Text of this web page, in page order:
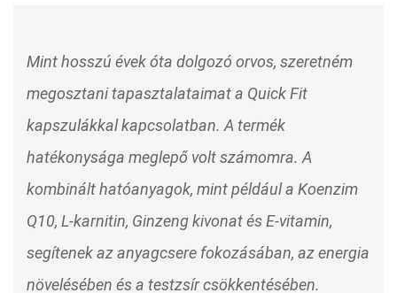
Mint hosszú évek óta dolgozó orvos, szeretném
megosztani tapasztalataimat a Quick Fit
kapszulákkal kapcsolatban. A termék
hatékonysága meglepő volt számomra. A
kombinált hatóanyagok, mint például a Koenzim
Q10, L-karnitin, Ginzeng kivonat és E-vitamin,
segítenek az anyagcsere fokozásában, az energia
növelésében és a testzsír csökkentésében.